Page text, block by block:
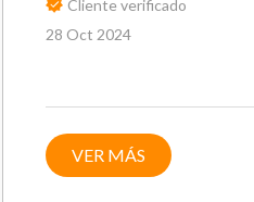
Cliente verificado
28 Oct 2024
VER MÁS